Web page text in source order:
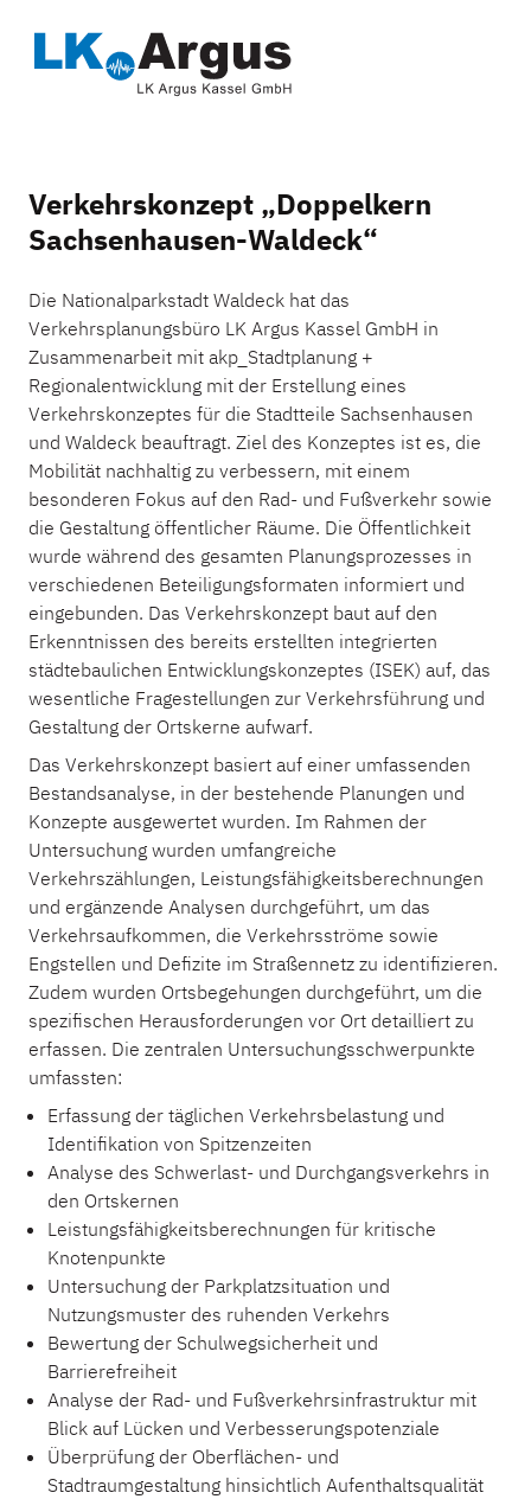
Verkehrskonzept „Doppelkern
Sachsenhausen-Waldeck“
Die Nationalparkstadt Waldeck hat das
Verkehrsplanungsbüro LK Argus Kassel GmbH in
Zusammenarbeit mit akp_Stadtplanung +
Regionalentwicklung mit der Erstellung eines
Verkehrskonzeptes für die Stadtteile Sachsenhausen
und Waldeck beauftragt. Ziel des Konzeptes ist es, die
Mobilität nachhaltig zu verbessern, mit einem
besonderen Fokus auf den Rad- und Fußverkehr sowie
die Gestaltung öffentlicher Räume. Die Öffentlichkeit
wurde während des gesamten Planungsprozesses in
verschiedenen Beteiligungsformaten informiert und
eingebunden. Das Verkehrskonzept baut auf den
Erkenntnissen des bereits erstellten integrierten
städtebaulichen Entwicklungskonzeptes (ISEK) auf, das
wesentliche Fragestellungen zur Verkehrsführung und
Gestaltung der Ortskerne aufwarf.
Das Verkehrskonzept basiert auf einer umfassenden
Bestandsanalyse, in der bestehende Planungen und
Konzepte ausgewertet wurden. Im Rahmen der
Untersuchung wurden umfangreiche
Verkehrszählungen, Leistungsfähigkeitsberechnungen
und ergänzende Analysen durchgeführt, um das
Verkehrsaufkommen, die Verkehrsströme sowie
Engstellen und Defizite im Straßennetz zu identifizieren.
Zudem wurden Ortsbegehungen durchgeführt, um die
spezifischen Herausforderungen vor Ort detailliert zu
erfassen. Die zentralen Untersuchungsschwerpunkte
umfassten:
Erfassung der täglichen Verkehrsbelastung und
Identifikation von Spitzenzeiten
Analyse des Schwerlast- und Durchgangsverkehrs in
den Ortskernen
Leistungsfähigkeitsberechnungen für kritische
Knotenpunkte
Untersuchung der Parkplatzsituation und
Nutzungsmuster des ruhenden Verkehrs
Bewertung der Schulwegsicherheit und
Barrierefreiheit
Analyse der Rad- und Fußverkehrsinfrastruktur mit
Blick auf Lücken und Verbesserungspotenziale
Überprüfung der Oberflächen- und
Stadtraumgestaltung hinsichtlich Aufenthaltsqualität